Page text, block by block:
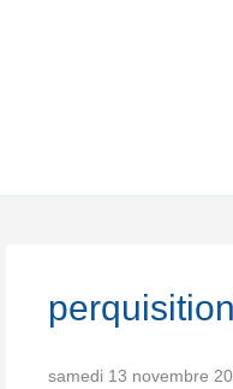
samedi 13 novembre